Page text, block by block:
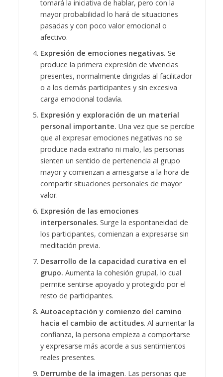
tomará la iniciativa de hablar, pero con la
mayor probabilidad lo hará de situaciones
pasadas y con poco valor emocional o
afectivo.
Expresión de emociones negativas. Se
produce la primera expresión de vivencias
presentes, normalmente dirigidas al facilitador
o a los demás participantes y sin excesiva
carga emocional todavía.
Expresión y exploración de un material
personal importante. Una vez que se percibe
que al expresar emociones negativas no se
produce nada extraño ni malo, las personas
sienten un sentido de pertenencia al grupo
mayor y comienzan a arriesgarse a la hora de
compartir situaciones personales de mayor
valor.
Expresión de las emociones
interpersonales. Surge la espontaneidad de
los participantes, comienzan a expresarse sin
meditación previa.
Desarrollo de la capacidad curativa en el
grupo. Aumenta la cohesión grupal, lo cual
permite sentirse apoyado y protegido por el
resto de participantes.
Autoaceptación y comienzo del camino
hacia el cambio de actitudes. Al aumentar la
confianza, la persona empieza a comportarse
y expresarse más acorde a sus sentimientos
reales presentes.
Derrumbe de la imagen. Las personas que